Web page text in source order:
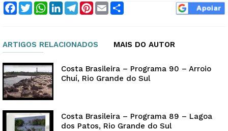
Facebook
TwitterWhatsApp
LinkedInTelegram
Pinterest
Email
ARTIGOS RELACIONADOS MAIS DO AUTOR
Costa Brasileira – Programa 90 – Arroio
Chuí, Rio Grande do Sul
Costa Brasileira – Programa 89 – Lagoa
dos Patos, Rio Grande do Sul